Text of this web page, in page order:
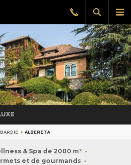
le
Afficher
la
Rappel
gratuit
ALBERETA
& Spa de 2000 m²
et de gourmands